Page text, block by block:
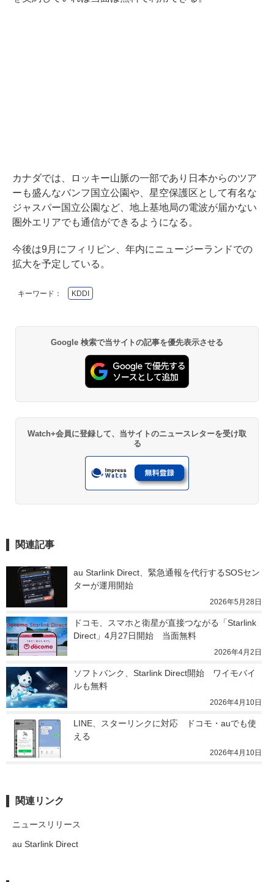
カナダでは、ロッキー山脈の一部であり日本からのツア
ーも盛んなバンフ国立公園や、星空保護区として有名な
ジャスパー国立公園など、地上基地局の電波が届かない
圏外エリアでも通信ができるようになる。
今後は9月にフィリピン、年内にニュージーランドでの
拡大を予定している。
キーワード： KDDI
Google 検索で当サイトの記事を優先表示させる
Watch+会員に登録して、当サイトのニュースレターを受け取
る
関連記事
au Starlink Direct、緊急通報を代行するSOSセン
ターが運用開始
2026年5月28日
ドコモ、スマホと衛星が直接つながる「Starlink
Direct」4月27日開始　当面無料
2026年4月2日
ソフトバンク、Starlink Direct開始　ワイモバイ
ルも無料
2026年4月10日
LINE、スターリンクに対応　ドコモ・auでも使
える
2026年4月10日
関連リンク
ニュースリリース
au Starlink Direct